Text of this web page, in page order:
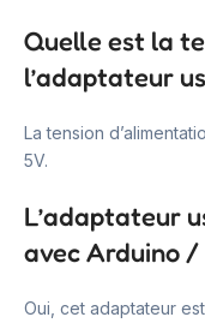
Quelle est la
l’adaptateur
La tension
5V.
L’adaptateur
avec Arduino /
Oui, cet adaptateur